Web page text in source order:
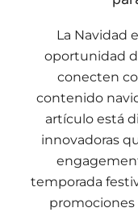
La Navidad
oportunidad
conecten
contenido
artículo está
innovadoras
temporada
promociones